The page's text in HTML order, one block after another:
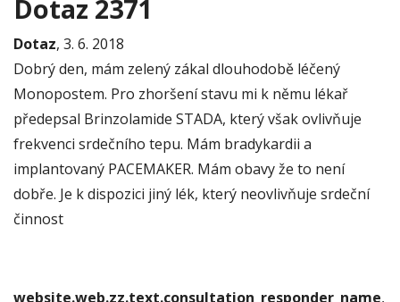
Dotaz 2371
Dotaz, 3. 6. 2018
Dobrý den, mám zelený zákal dlouhodobě léčený
Monopostem. Pro zhoršení stavu mi k němu lékař
předepsal Brinzolamide STADA, který však ovlivňuje
frekvenci srdečního tepu. Mám bradykardii a
implantovaný PACEMAKER. Mám obavy že to není
dobře. Je k dispozici jiný lék, který neovlivňuje srdeční
činnost
website.web.zz.text.consultation_responder_name,